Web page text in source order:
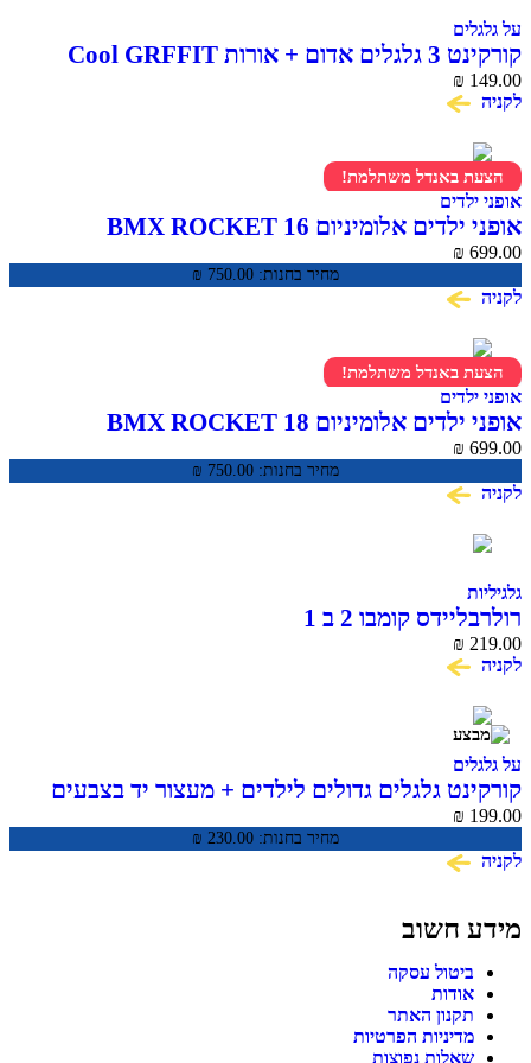
על גלגלים
קורקינט 3 גלגלים אדום + אורות Cool GRFFIT
₪ 149.00
לקניה
הצעת באנדל משתלמת!
אופני ילדים
אופני ילדים אלומיניום BMX ROCKET 16
מחיר בחנות: ₪ 750.00
₪ 699.00
לקניה
הצעת באנדל משתלמת!
אופני ילדים
אופני ילדים אלומיניום BMX ROCKET 18
מחיר בחנות: ₪ 750.00
₪ 699.00
לקניה
גלגיליות
רולרבליידס קומבו 2 ב 1
₪ 219.00
לקניה
על גלגלים
קורקינט גלגלים גדולים לילדים + מעצור יד בצבעים
CLASSIC PRO
מחיר בחנות: ₪ 230.00
₪ 199.00
לקניה
מידע חשוב
ביטול עסקה
אודות
תקנון האתר
מדיניות הפרטיות
שאלות נפוצות